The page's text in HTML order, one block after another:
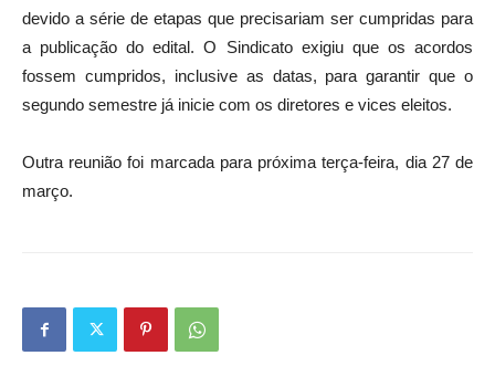
devido a série de etapas que precisariam ser cumpridas para
a publicação do edital. O Sindicato exigiu que os acordos
fossem cumpridos, inclusive as datas, para garantir que o
segundo semestre já inicie com os diretores e vices eleitos.
Outra reunião foi marcada para próxima terça-feira, dia 27 de
março.